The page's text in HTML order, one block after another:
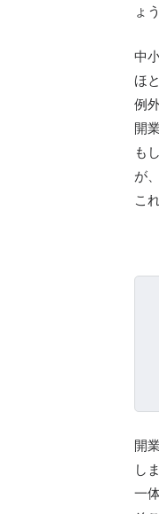
ょ
中
ほ
例
開
も
が
こ
開
し
一